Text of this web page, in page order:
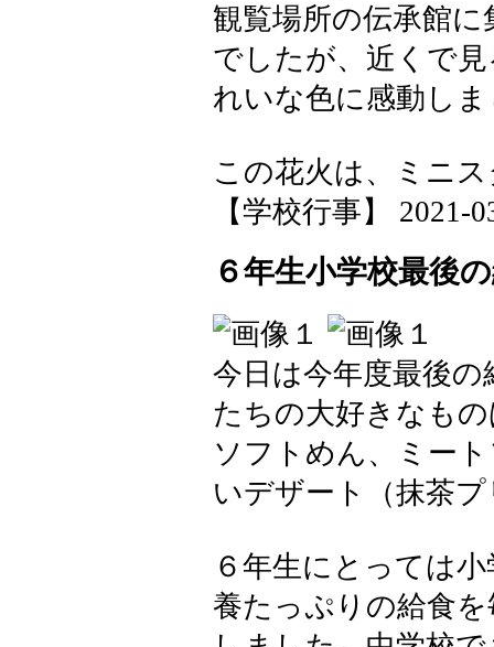
観覧場所の伝承館
でしたが、近くで
れいな色に感動し
この花火は、ミニ
【学校行事】 2021-
６年生小学校最後
今日は今年度最後
たちの大好きなも
ソフトめん、ミー
いデザート（抹茶
６年生にとっては
養たっぷりの給食